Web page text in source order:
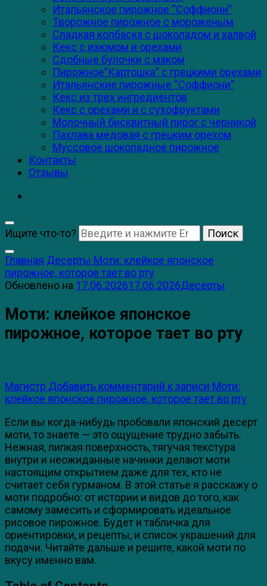
Итальянское пирожное “Соффиони”
Творожное пирожное с мороженым
Сладкая колбаска с шоколадом и халвой
Кекс с изюмом и орехами
Сдобные булочки с маком
Пирожное”Картошка” с грецкими орехами
Итальянские пирожные “Соффиони”
Кекс из трех ингредиентов
Кекс с орехами и с сухофруктами
Молочный бисквитный пирог с черникой
Пахлава медовая с грецким орехом
Муссовое шоколадное пирожное
Контакты
Отзывы
Ищите что-то?
Главная Десерты Моти: клейкое японское
пирожное, которое тает во рту
Обновлено на 17.06.202617.06.2026Десерты
Моти: клейкое японское
пирожное, которое тает во рту
Магистр Добавить комментарий к записи Моти:
клейкое японское пирожное, которое тает во рту
Если вы когда-нибудь пробовали японский десерт
моти, то знаете — это ощущение трудно забыть.
Нежная, липкая поверхность, тягучая текстура
внутри и неожиданные начинки делают моти
настоящим открытием даже для тех, кто не
считает себя гурманом. В этой статье я расскажу о
моти подробно: от истории и видов до того, как
самому замесить и сформировать идеальное
рисовое пирожное. Будет и табличка для
ориентировки, и рецепты, и список украшений для
подачи. Читайте дальше и решите, какой моти по
вкусу именно вам.